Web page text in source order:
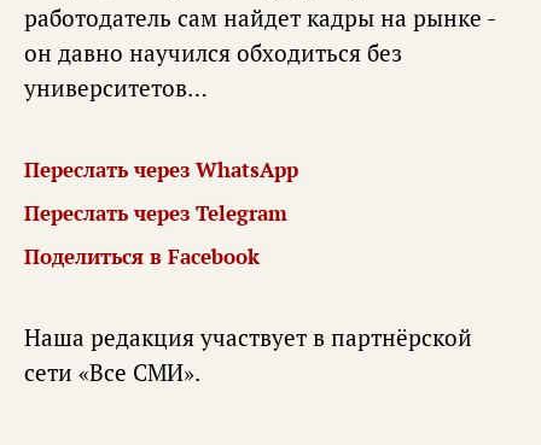
работодатель сам найдет кадры на рынке -
он давно научился обходиться без
университетов…
Переслать через WhatsApp
Переслать через Telegram
Поделиться в Facebook
Наша редакция участвует в партнёрской
сети «Все СМИ».